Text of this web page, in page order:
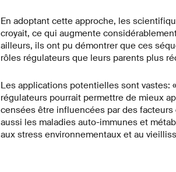
En adoptant cette approche, les
croyait, ce qui augmente
ailleurs, ils ont pu démontrer que ces
rôles régulateurs que leurs parents plus
Les applications potentielles sont vastes:
régulateurs pourrait permettre de mieux
censées être influencées par des facteurs
aussi les maladies auto-immunes et
aux stress environnementaux et au